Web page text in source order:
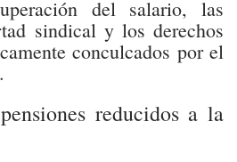
del salario, las
sindical y los derechos
conculcados por el
reducidos a la